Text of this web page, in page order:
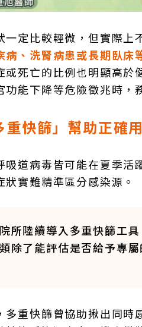
定比較輕微，但實際上
、洗腎病患或長期臥
或死亡的比例也明顯高
能下降等危險徵兆時，
快篩」幫助正確
道病毒皆可能在夏季
實難精準區分感染源。
所陸續導入多重快篩工
除了能評估是否給予專
重快篩曾協助揪出同